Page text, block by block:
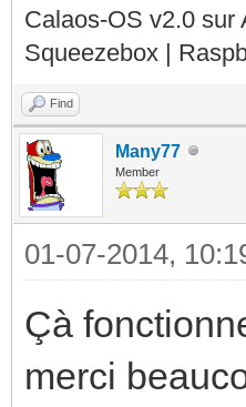
Calaos-OS v2.0 sur
Squeezebox |
Find
Many77
Member
01-07-2014,
Çà
merci